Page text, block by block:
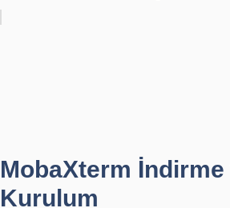
MobaXterm İndirme
Kurulum